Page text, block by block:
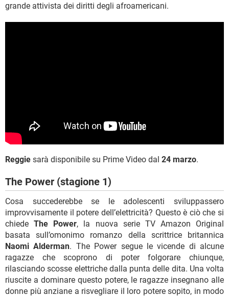
grande attivista dei diritti degli afroamericani.
Reggie sarà disponibile su Prime Video dal 24 marzo.
The Power (stagione 1)
Cosa succederebbe se le adolescenti sviluppassero
improvvisamente il potere dell’elettricità? Questo è ciò che si
chiedeThe Power, la nuova serie TV Amazon Original
basata sull’omonimo romanzo della scrittrice britannica
Naomi Alderman. The Power segue le vicende di alcune
ragazze che scoprono di poter folgorare chiunque,
rilasciando scosse elettriche dalla punta delle dita. Una volta
riuscite a dominare questo potere, le ragazze insegnano alle
donne più anziane a risvegliare il loro potere sopito, in modo